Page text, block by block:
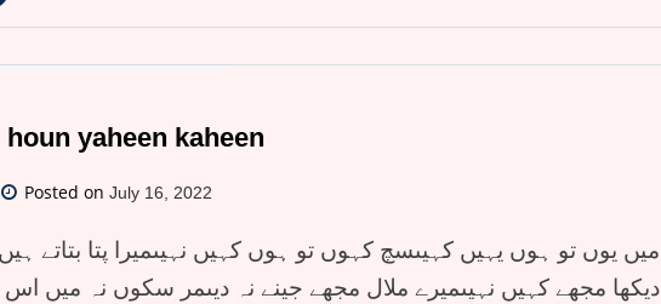
yaheen kaheen
Posted on July 16, 2022
میں یوں تو ہوں یہیں کہیںسچ کہوں تو ہوں کہیں نہیںمیرا پتا بتاتے
دیکھا مجھے کہیں نہیںمیرے ملال مجھے جینے نہ دیںمر سکوں نہ میں اس